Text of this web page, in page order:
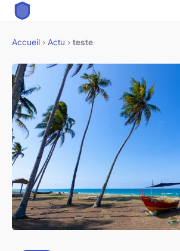
Accueil › Actu › teste